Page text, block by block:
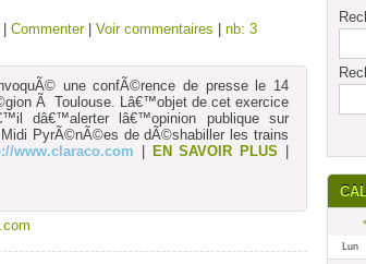
Commenter| Voir commentaires nb: 3
une confÃ©rence de presse le 14
Ã Toulouse. Lâ€™objet de cet exercice
dâ€™alerter lâ€™opinion publique sur
PyrÃ©nÃ©es de dÃ©shabiller les trains
www.claraco.com EN SAVOIR PLUS
Lun